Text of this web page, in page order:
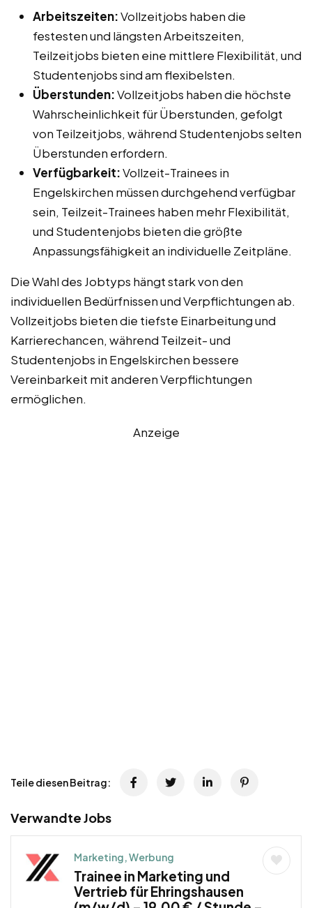
Arbeitszeiten:Vollzeitjobs haben die
festesten und längsten Arbeitszeiten,
Teilzeitjobs bieten eine mittlere Flexibilität, und
Studentenjobs sind am flexibelsten.
Überstunden:Vollzeitjobs haben die höchste
Wahrscheinlichkeit für Überstunden, gefolgt
von Teilzeitjobs, während Studentenjobs selten
Überstunden erfordern.
Verfügbarkeit:Vollzeit-Trainees in
Engelskirchen müssen durchgehend verfügbar
sein, Teilzeit-Trainees haben mehr Flexibilität,
und Studentenjobs bieten die größte
Anpassungsfähigkeit an individuelle Zeitpläne.
Die Wahl des Jobtyps hängt stark von den
individuellen Bedürfnissen und Verpflichtungen ab.
Vollzeitjobs bieten die tiefste Einarbeitung und
Karrierechancen, während Teilzeit- und
Studentenjobs in Engelskirchen bessere
Vereinbarkeit mit anderen Verpflichtungen
ermöglichen.
Anzeige
Teile diesen Beitrag:
Verwandte Jobs
Marketing, Werbung
Trainee in Marketing und
Vertrieb für Ehringshausen